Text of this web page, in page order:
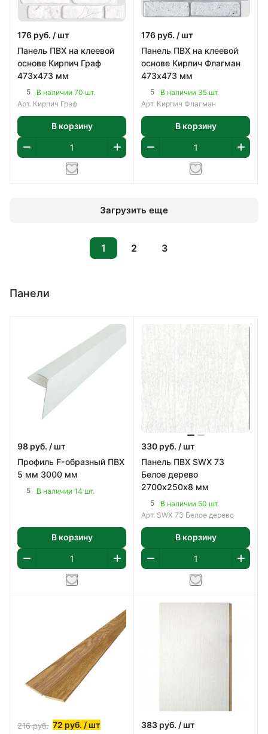
176 руб. / шт
Панель ПВХ на клеевой
основе Кирпич Граф
473х473 мм
5
В наличии 70 шт.
Арт. Кирпич Граф
В корзину
176 руб. / шт
Панель ПВХ на клеевой
основе Кирпич Флагман
473х473 мм
5
В наличии 35 шт.
Арт. Кирпич Флагман
В корзину
Загрузить еще
1 2 3
Панели
98 руб. / шт
Профиль F-образный ПВХ
5 мм 3000 мм
5 В наличии 14 шт.
В корзину
330 руб. / шт
Панель ПВХ SWX 73
Белое дерево
2700х250х8 мм
5
В наличии 50 шт.
Арт. SWX 73 Белое дерево
В корзину
216руб. 72 руб. / шт
383 руб. / шт